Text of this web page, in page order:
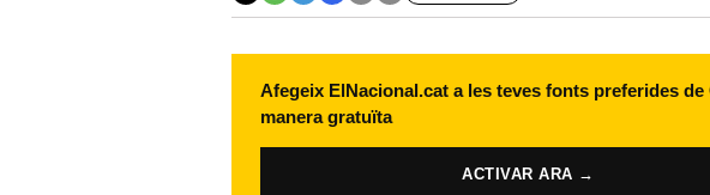
Afegeix ElNacional.cat a les teves fonts preferides de
manera gratuïta
ACTIVAR ARA →